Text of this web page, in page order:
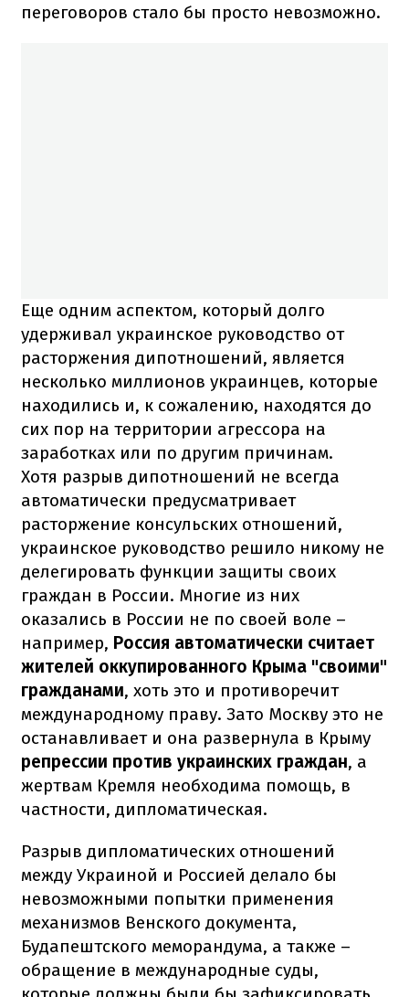
переговоров стало бы просто невозможно.
Еще одним аспектом, который долго
удерживал украинское руководство от
расторжения дипотношений, является
несколько миллионов украинцев, которые
находились и, к сожалению, находятся до
сих пор на территории агрессора на
заработках или по другим причинам.
Хотя разрыв дипотношений не всегда
автоматически предусматривает
расторжение консульских отношений,
украинское руководство решило никому не
делегировать функции защиты своих
граждан в России. Многие из них
оказались в России не по своей воле –
например, Россия автоматически считает
жителей оккупированного Крыма "своими"
гражданами, хоть это и противоречит
международному праву. Зато Москву это не
останавливает и она развернула в Крыму
репрессии против украинских граждан, а
жертвам Кремля необходима помощь, в
частности, дипломатическая.
Разрыв дипломатических отношений
между Украиной и Россией делало бы
невозможными попытки применения
механизмов Венского документа,
Будапештского меморандума, а также –
обращение в международные суды,